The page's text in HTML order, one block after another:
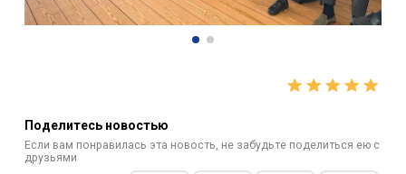
Поделитесь новостью
Если вам понравилась эта новость, не забудьте поделиться ею с
друзьями